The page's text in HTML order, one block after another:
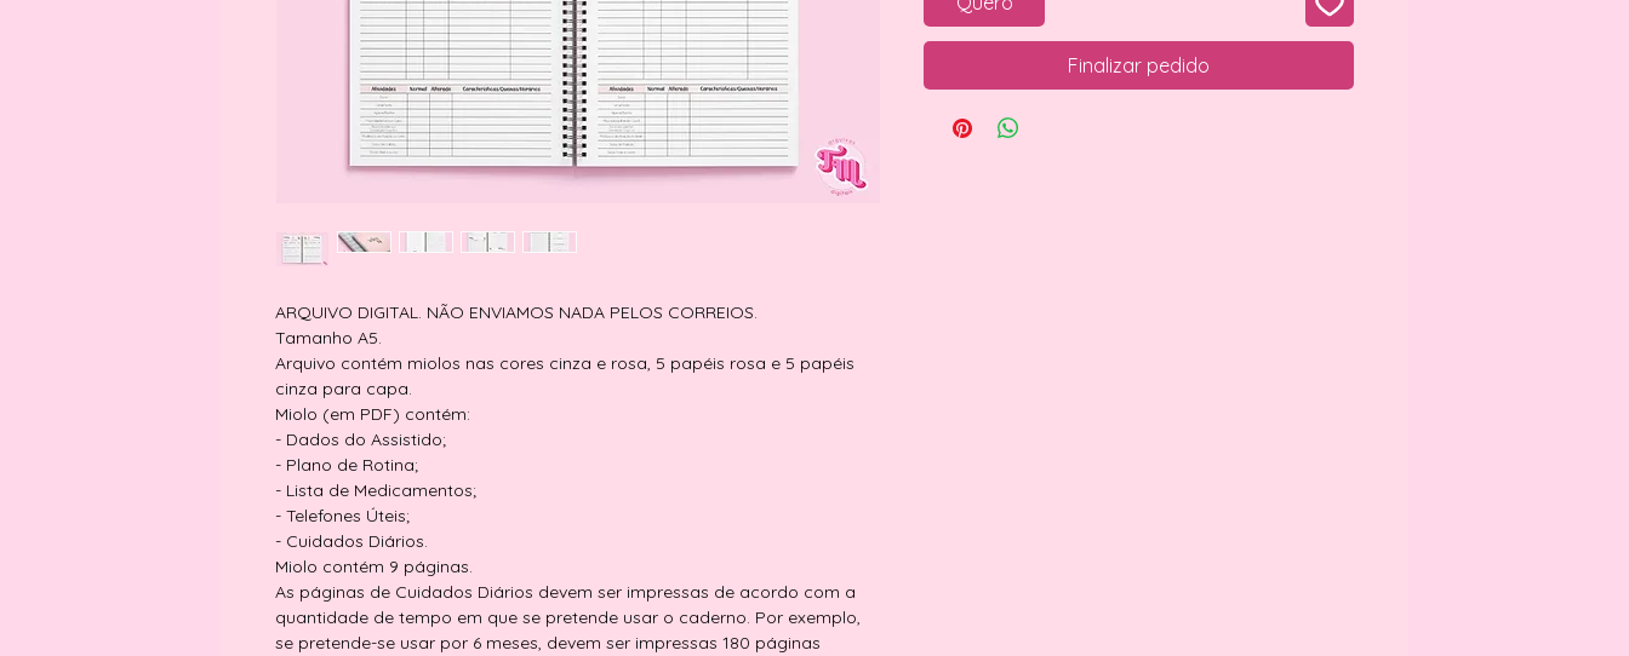
ARQUIVO DIGITAL. NÃO ENVIAMOS NADA PELOS CORREIOS.
Tamanho A5.
Arquivo contém miolos nas cores cinza e rosa, 5 papéis rosa e 5 papéis
cinza para capa.
Miolo (em PDF) contém:
- Dados do Assistido;
- Plano de Rotina;
- Lista de Medicamentos;
- Telefones Úteis;
- Cuidados Diários.
Miolo contém 9 páginas.
As páginas de Cuidados Diários devem ser impressas de acordo com a
quantidade de tempo em que se pretende usar o caderno. Por exemplo,
se pretende-se usar por 6 meses, devem ser impressas 180 páginas
Finalizar pedido